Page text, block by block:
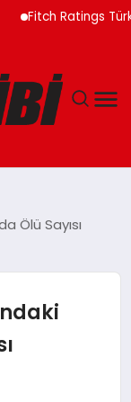
Fitch Ratings Türkiye
Ölü Sayısı